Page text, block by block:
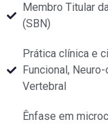
Membro Titular
(SBN)
Prática clínica e
Funcional,
Vertebral
Ênfase em